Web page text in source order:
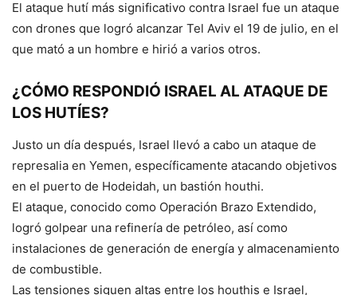
El ataque hutí más significativo contra Israel fue un ataque
con drones que logró alcanzar Tel Aviv el 19 de julio, en el
que mató a un hombre e hirió a varios otros.
¿CÓMO RESPONDIÓ ISRAEL AL ATAQUE DE
LOS HUTÍES?
Justo un día después, Israel llevó a cabo un ataque de
represalia en Yemen, específicamente atacando objetivos
en el puerto de Hodeidah, un bastión houthi.
El ataque, conocido como Operación Brazo Extendido,
logró golpear una refinería de petróleo, así como
instalaciones de generación de energía y almacenamiento
de combustible.
Las tensiones siguen altas entre los houthis e Israel,